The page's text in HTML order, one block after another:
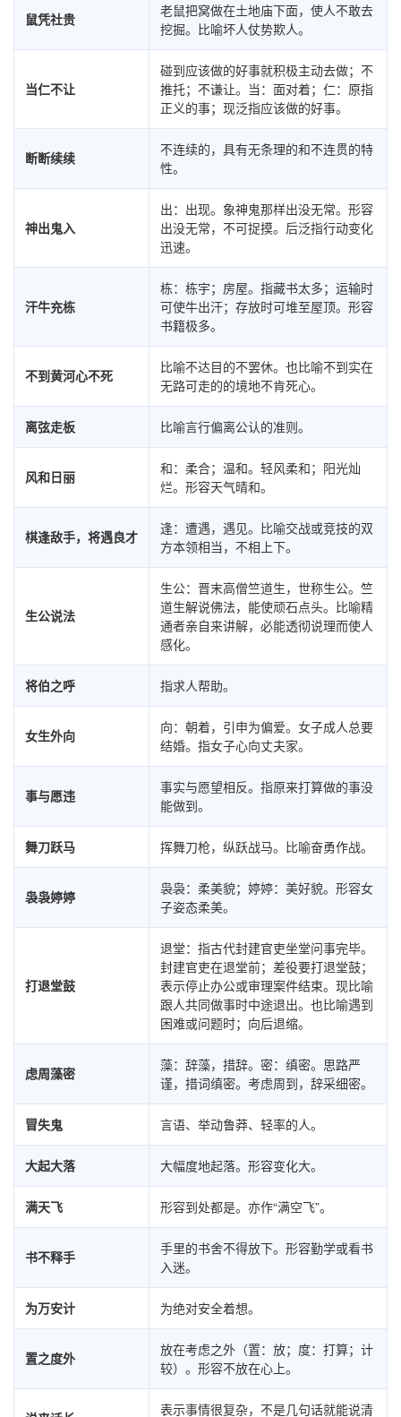
鼠凭社贵
老鼠把窝做在土地庙下面，使人不敢去
挖掘。比喻坏人仗势欺人。
当仁不让
碰到应该做的好事就积极主动去做；不
推托；不谦让。当：面对着；仁：原指
正义的事；现泛指应该做的好事。
断断续续
不连续的，具有无条理的和不连贯的特
性。
神出鬼入
出：出现。象神鬼那样出没无常。形容
出没无常，不可捉摸。后泛指行动变化
迅速。
汗牛充栋
栋：栋宇；房屋。指藏书太多；运输时
可使牛出汗；存放时可堆至屋顶。形容
书籍极多。
不到黄河心不死
比喻不达目的不罢休。也比喻不到实在
无路可走的的境地不肯死心。
离弦走板 比喻言行偏离公认的准则。
风和日丽
和：柔合；温和。轻风柔和；阳光灿
烂。形容天气晴和。
棋逢敌手，将遇良才
逢：遭遇，遇见。比喻交战或竞技的双
方本领相当，不相上下。
生公说法
生公：晋末高僧竺道生，世称生公。竺
道生解说佛法，能使顽石点头。比喻精
通者亲自来讲解，必能透彻说理而使人
感化。
将伯之呼 指求人帮助。
女生外向
向：朝着，引申为偏爱。女子成人总要
结婚。指女子心向丈夫家。
事与愿违
事实与愿望相反。指原来打算做的事没
能做到。
舞刀跃马 挥舞刀枪，纵跃战马。比喻奋勇作战。
袅袅婷婷
袅袅：柔美貌；婷婷：美好貌。形容女
子姿态柔美。
打退堂鼓
退堂：指古代封建官吏坐堂问事完毕。
封建官吏在退堂前；差役要打退堂鼓；
表示停止办公或审理案件结束。现比喻
跟人共同做事时中途退出。也比喻遇到
困难或问题时；向后退缩。
虑周藻密
藻：辞藻，措辞。密：缜密。思路严
谨，措词缜密。考虑周到，辞采细密。
冒失鬼 言语、举动鲁莽、轻率的人。
大起大落 大幅度地起落。形容变化大。
满天飞 形容到处都是。亦作“满空飞”。
书不释手
手里的书舍不得放下。形容勤学或看书
入迷。
为万安计 为绝对安全着想。
置之度外
放在考虑之外（置：放；度：打算；计
较）。形容不放在心上。
表示事情很复杂，不是几句话就能说清